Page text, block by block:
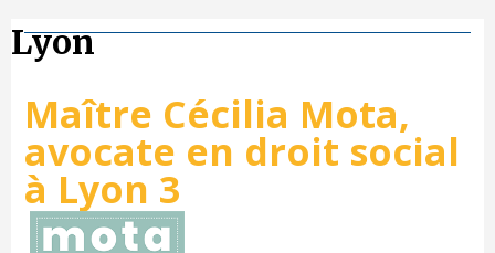
Lyon
Maître Cécilia Mota,
avocate en droit social
à Lyon 3